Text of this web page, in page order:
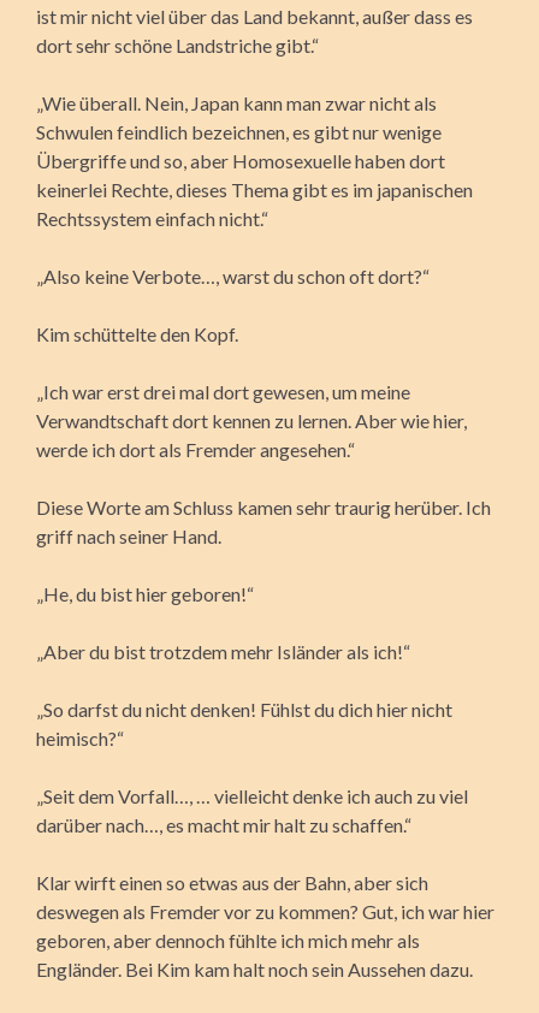
ist mir nicht viel über das Land bekannt, außer dass es
dort sehr schöne Landstriche gibt.“
„Wie überall. Nein, Japan kann man zwar nicht als
Schwulen feindlich bezeichnen, es gibt nur wenige
Übergriffe und so, aber Homosexuelle haben dort
keinerlei Rechte, dieses Thema gibt es im japanischen
Rechtssystem einfach nicht.“
„Also keine Verbote…, warst du schon oft dort?“
Kim schüttelte den Kopf.
„Ich war erst drei mal dort gewesen, um meine
Verwandtschaft dort kennen zu lernen. Aber wie hier,
werde ich dort als Fremder angesehen.“
Diese Worte am Schluss kamen sehr traurig herüber. Ich
griff nach seiner Hand.
„He, du bist hier geboren!“
„Aber du bist trotzdem mehr Isländer als ich!“
„So darfst du nicht denken! Fühlst du dich hier nicht
heimisch?“
„Seit dem Vorfall…, … vielleicht denke ich auch zu viel
darüber nach…, es macht mir halt zu schaffen.“
Klar wirft einen so etwas aus der Bahn, aber sich
deswegen als Fremder vor zu kommen? Gut, ich war hier
geboren, aber dennoch fühlte ich mich mehr als
Engländer. Bei Kim kam halt noch sein Aussehen dazu.